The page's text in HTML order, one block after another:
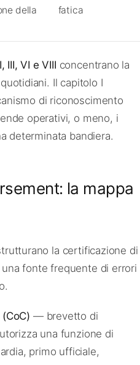
della
fatica
III, VI e VIII concentrano la
Il capitolo I
di riconoscimento
operativi, o meno, i
determinata bandiera.
la mappa
la certificazione di
fonte frequente di errori
— brevetto di
una funzione di
primo ufficiale,